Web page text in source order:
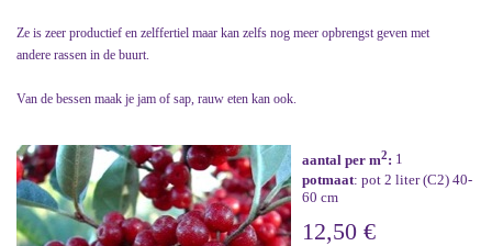
Ze is zeer productief en zelffertiel maar kan zelfs nog meer opbrengst geven met
andere rassen in de buurt.
Van de bessen maak je jam of sap, rauw eten kan ook.
aantal per m2: 1
potmaat: pot 2 liter (C2) 40-
60 cm
12,50 €